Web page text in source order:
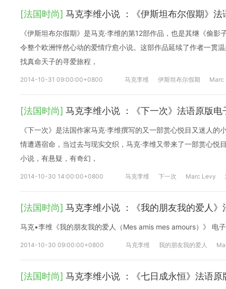
[法国时尚] 马克李维小说 ：《伊斯坦布尔假期》
《伊斯坦布尔假期》是马克·李维的第12部作品，也是其继《偷
令整个欧洲怦然心动的爱情疗愈小说。这部作品延续了作者一贯
找真命天子的寻爱旅程，
2014-10-31 09:00:00+0800 马克李维 伊斯坦布尔假期 Marc
[法国时尚] 马克李维小说 ：《下一次》法语原版电
《下一次》是法国作家马克·李维撰写的又一部赏心悦目又迷人的
情遭遇宿命，当过去与现实交织，马克·李维又带来了一部赏心悦
小说，有悬疑，有奇幻，
2014-10-30 14:00:00+0800 马克李维 下一次 Marc Levy
[法国时尚] 马克李维小说 ：《我的朋友我的爱人
2014-10-30 09:00:00+0800 马克李维 我的朋友我的爱人
[法国时尚] 马克李维小说 ：《七日成永恒》法语原